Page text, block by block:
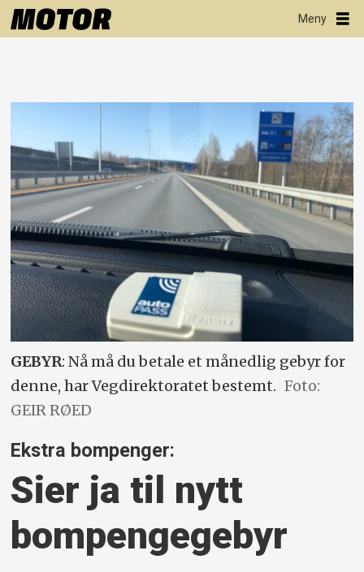
GEBYR: Nå må du betale et månedlig gebyr for
denne, har Vegdirektoratet bestemt. Foto:
GEIR RØED
Ekstra bompenger:
Sier ja til nytt
bompengegebyr